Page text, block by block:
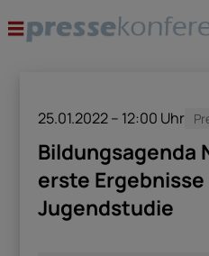
25.01.2022 – 12:00 Uhr
Bildungsagenda
erste Ergebnisse
Jugendstudie